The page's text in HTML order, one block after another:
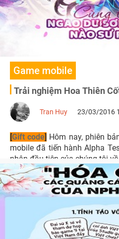
Game mobile
Trải nghiệm Hoa Thiên
Tran Huy 23/03/2016
[Gift code] Hôm nay, phiên
mobile đã tiến hành Alpha
nhận đầu tiên của chúng tôi về